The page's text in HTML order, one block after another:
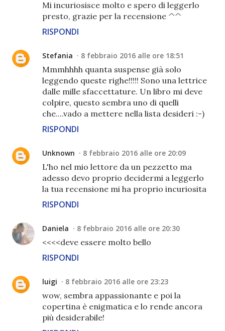
Mi incuriosisce molto e spero di leggerlo
presto, grazie per la recensione ^^
RISPONDI
Stefania 8 febbraio 2016 alle ore 18:51
Mmmhhhh quanta suspense già solo
leggendo queste righe!!!!! Sono una lettrice
dalle mille sfaccettature. Un libro mi deve
colpire, questo sembra uno di quelli
che....vado a mettere nella lista desideri :-)
RISPONDI
Unknown 8 febbraio 2016 alle ore 20:09
L'ho nel mio lettore da un pezzetto ma
adesso devo proprio decidermi a leggerlo
la tua recensione mi ha proprio incuriosita
RISPONDI
Daniela 8 febbraio 2016 alle ore 20:30
<<<<deve essere molto bello
RISPONDI
luigi 8 febbraio 2016 alle ore 23:23
wow, sembra appassionante e poi la
copertina è enigmatica e lo rende ancora
più desiderabile!